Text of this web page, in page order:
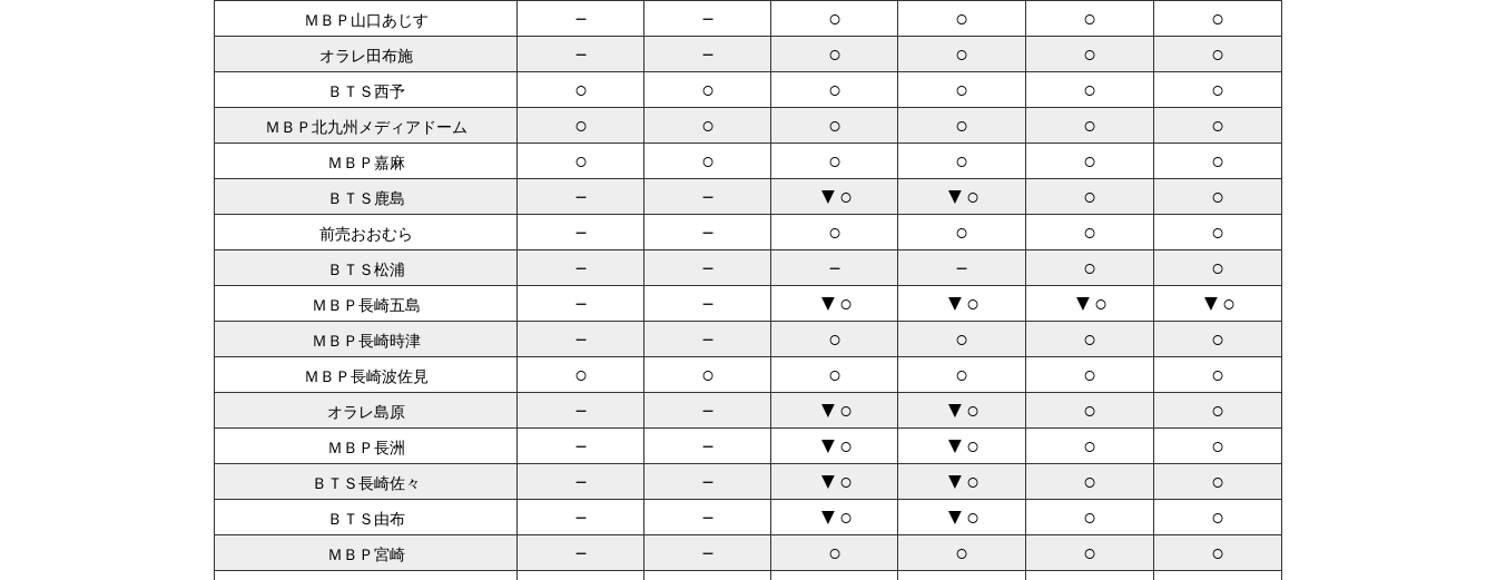
ＭＢＰ山口あじす － － ○ ○ ○ ○
オラレ田布施 － － ○ ○ ○ ○
ＢＴＳ西予 ○ ○ ○ ○ ○ ○
ＭＢＰ北九州メディアドーム ○ ○ ○ ○ ○ ○
ＭＢＰ嘉麻 ○ ○ ○ ○ ○ ○
ＢＴＳ鹿島 － － ▼○ ▼○ ○ ○
前売おおむら － － ○ ○ ○ ○
ＢＴＳ松浦 － － － － ○ ○
ＭＢＰ長崎五島 － － ▼○ ▼○ ▼○ ▼○
ＭＢＰ長崎時津 － － ○ ○ ○ ○
ＭＢＰ長崎波佐見 ○ ○ ○ ○ ○ ○
オラレ島原 － － ▼○ ▼○ ○ ○
ＭＢＰ長洲 － － ▼○ ▼○ ○ ○
ＢＴＳ長崎佐々 － － ▼○ ▼○ ○ ○
ＢＴＳ由布 － － ▼○ ▼○ ○ ○
ＭＢＰ宮崎 － － ○ ○ ○
○